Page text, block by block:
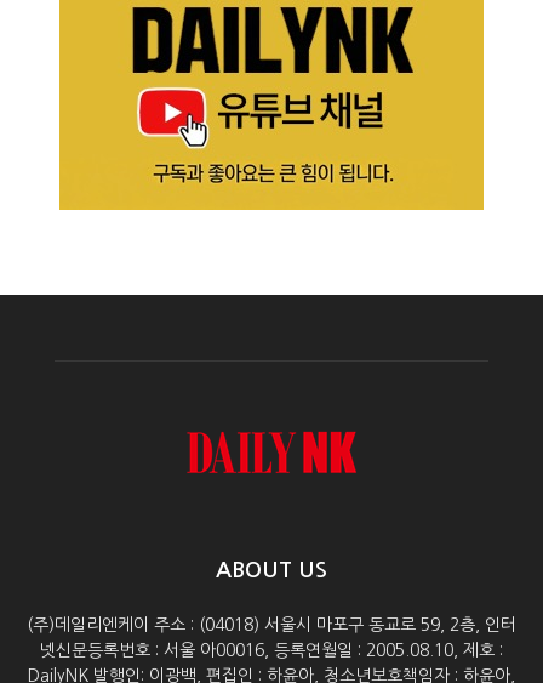
ABOUT US
(주)데일리엔케이 주소 : (04018) 서울시 마포구 동교로 59, 2층, 인터
넷신문등록번호 : 서울 아00016, 등록연월일 : 2005.08.10, 제호 :
DailyNK 발행인: 이광백, 편집인 : 하윤아, 청소년보호책임자 : 하윤아,